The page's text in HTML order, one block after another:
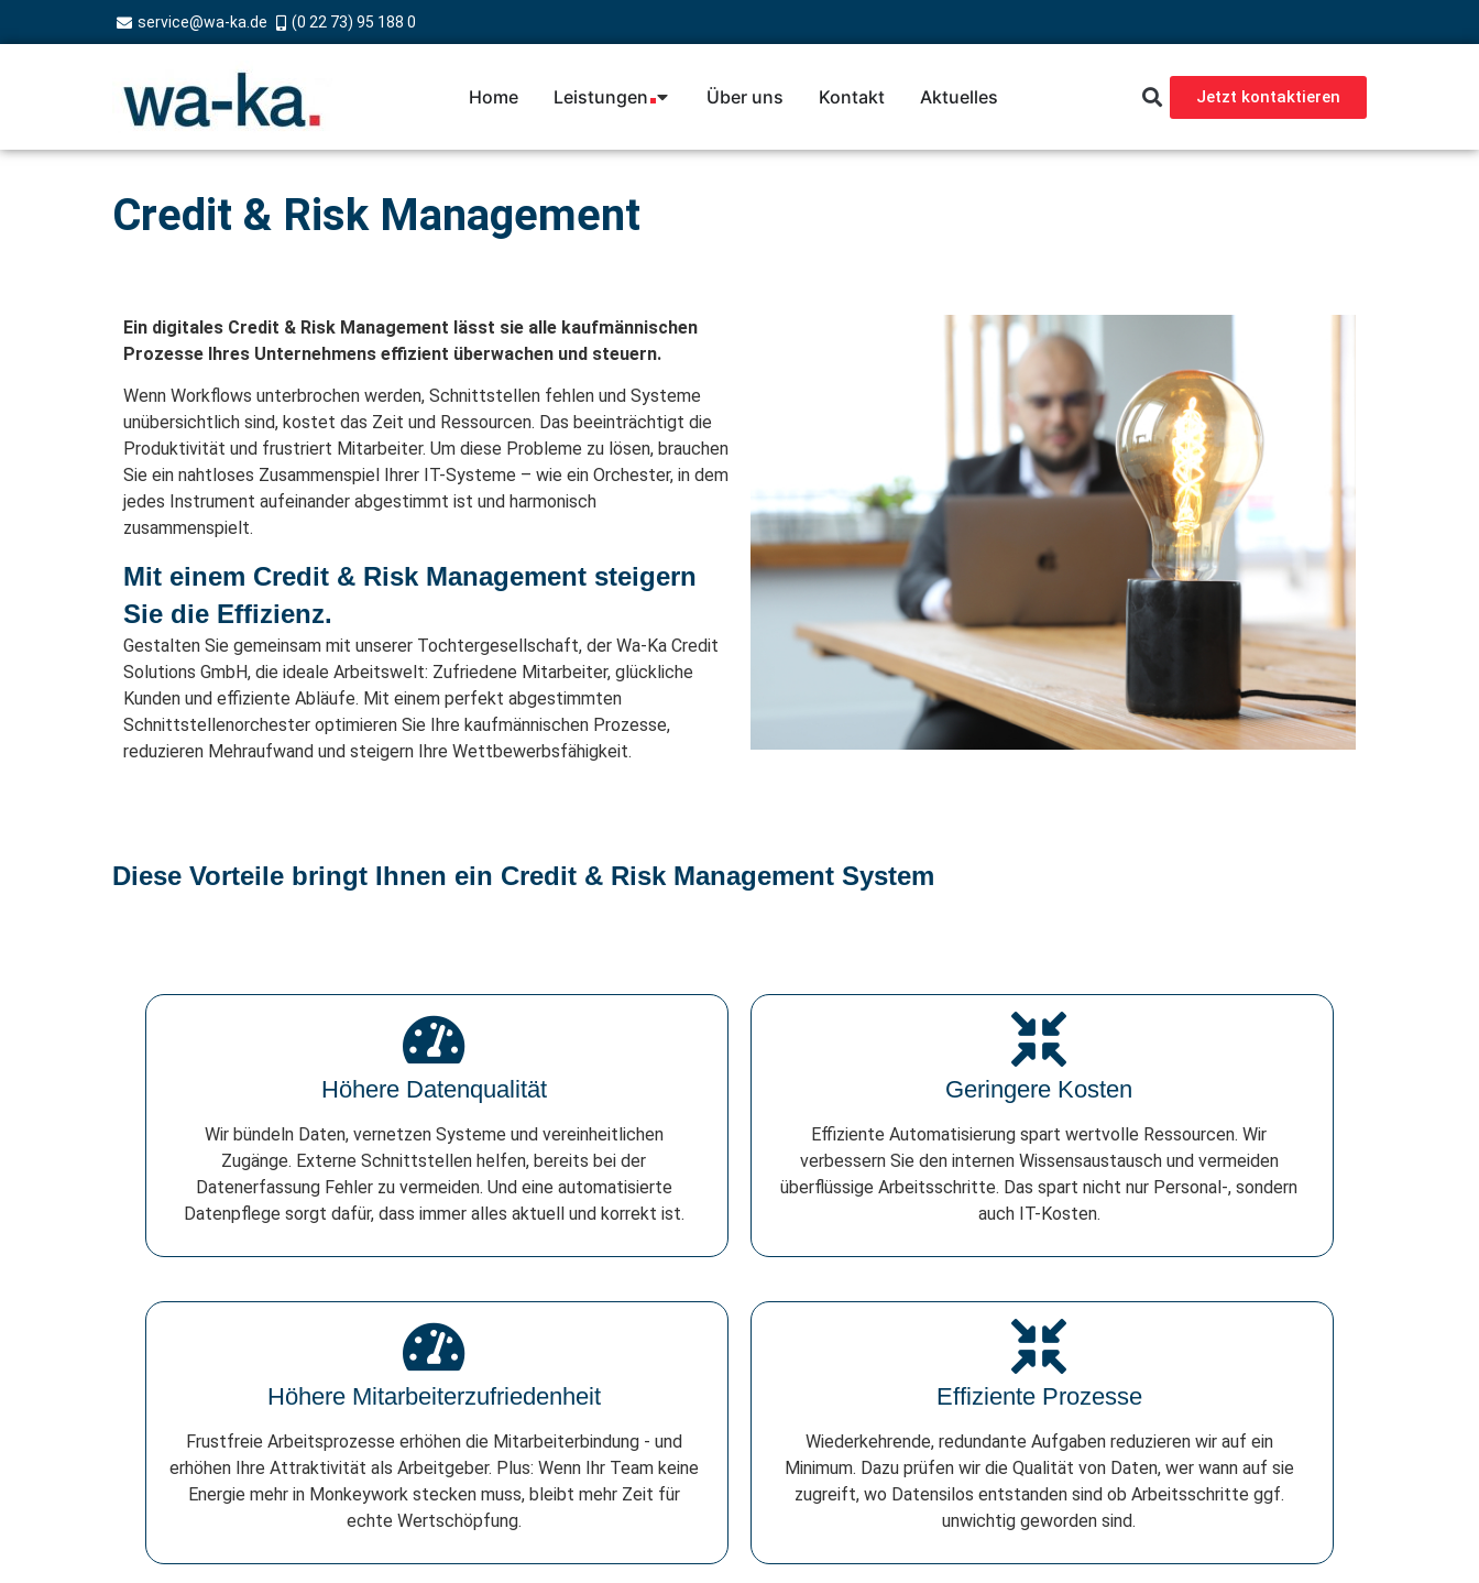
service@wa-ka.de (0 22 73) 95 188 0
Home Leistungen Über uns Kontakt Aktuelles Jetzt kontaktieren
Credit & Risk Management
Ein digitales Credit & Risk Management lässt sie alle kaufmännischen
Prozesse Ihres Unternehmens effizient überwachen und steuern.
Wenn Workflows unterbrochen werden, Schnittstellen fehlen und Systeme
unübersichtlich sind, kostet das Zeit und Ressourcen. Das beeinträchtigt die
Produktivität und frustriert Mitarbeiter. Um diese Probleme zu lösen, brauchen
Sie ein nahtloses Zusammenspiel Ihrer IT-Systeme – wie ein Orchester, in dem
jedes Instrument aufeinander abgestimmt ist und harmonisch
zusammenspielt.
Mit einem Credit & Risk Management steigern
Sie die Effizienz.
Gestalten Sie gemeinsam mit unserer Tochtergesellschaft, der Wa-Ka Credit
Solutions GmbH, die ideale Arbeitswelt: Zufriedene Mitarbeiter, glückliche
Kunden und effiziente Abläufe. Mit einem perfekt abgestimmten
Schnittstellenorchester optimieren Sie Ihre kaufmännischen Prozesse,
reduzieren Mehraufwand und steigern Ihre Wettbewerbsfähigkeit.
Diese Vorteile bringt Ihnen ein Credit & Risk Management System
Höhere Datenqualität
Wir bündeln Daten, vernetzen Systeme und vereinheitlichen
Zugänge. Externe Schnittstellen helfen, bereits bei der
Datenerfassung Fehler zu vermeiden. Und eine automatisierte
Datenpflege sorgt dafür, dass immer alles aktuell und korrekt ist.
Geringere Kosten
Effiziente Automatisierung spart wertvolle Ressourcen. Wir
verbessern Sie den internen Wissensaustausch und vermeiden
überflüssige Arbeitsschritte. Das spart nicht nur Personal-, sondern
auch IT-Kosten.
Höhere Mitarbeiterzufriedenheit
Frustfreie Arbeitsprozesse erhöhen die Mitarbeiterbindung - und
erhöhen Ihre Attraktivität als Arbeitgeber. Plus: Wenn Ihr Team keine
Energie mehr in Monkeywork stecken muss, bleibt mehr Zeit für
echte Wertschöpfung.
Effiziente Prozesse
Wiederkehrende, redundante Aufgaben reduzieren wir auf ein
Minimum. Dazu prüfen wir die Qualität von Daten, wer wann auf sie
zugreift, wo Datensilos entstanden sind ob Arbeitsschritte ggf.
unwichtig geworden sind.